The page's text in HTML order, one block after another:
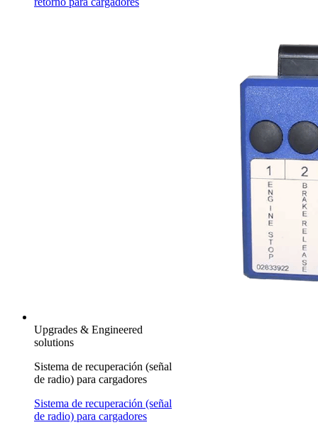
Upgrades & Engineered
solutions
Sistema de recuperación (señal
de radio) para cargadores
Sistema de recuperación (señal
de radio) para cargadores